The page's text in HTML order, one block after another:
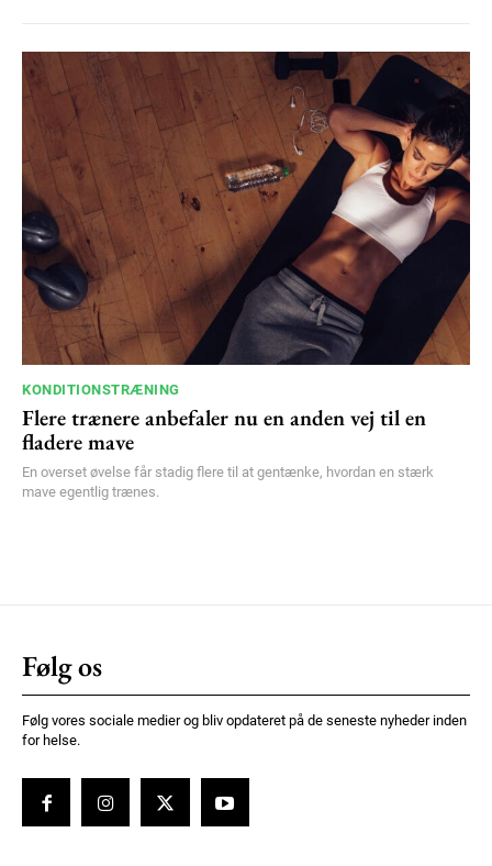
KONDITIONSTRÆNING
Flere trænere anbefaler nu en anden vej til en
fladere mave
En overset øvelse får stadig flere til at gentænke, hvordan en stærk
mave egentlig trænes.
Følg os
Følg vores sociale medier og bliv opdateret på de seneste nyheder inden
for helse.